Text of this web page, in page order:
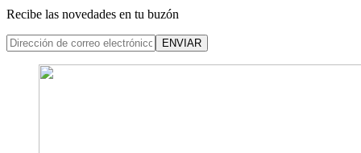
Recibe las novedades en tu buzón
ENVIAR